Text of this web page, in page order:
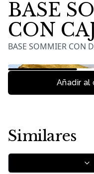
Información del
BASE
CON
BASE SOMMIER CON
Añadir al
Imágenes deBASE
Similares